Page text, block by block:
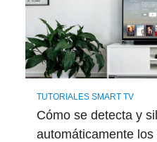
TUTORIALES SMART TV
Cómo se detecta y
automáticamente